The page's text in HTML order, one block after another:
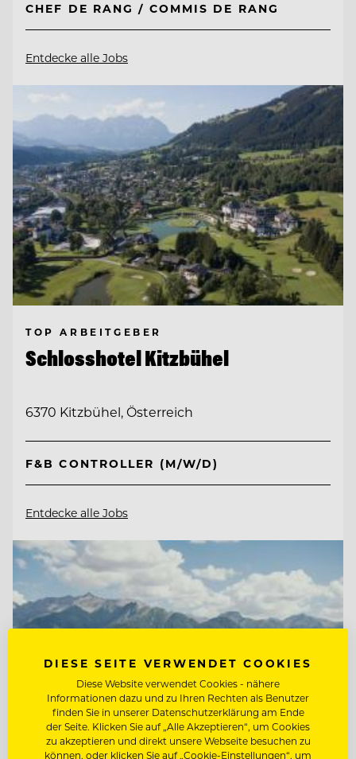
CHEF DE RANG / COMMIS DE RANG
Entdecke alle Jobs
TOP ARBEITGEBER
Schlosshotel Kitzbühel
6370 Kitzbühel, Österreich
F&B CONTROLLER (M/W/D)
Entdecke alle Jobs
DIESE SEITE VERWENDET COOKIES
Diese Website verwendet Cookies - nähere
Informationen dazu und zu Ihren Rechten als Benutzer
finden Sie in unserer Datenschutzerklärung am Ende
der Seite. Klicken Sie auf „Alle Akzeptieren“, um Cookies
zu akzeptieren und direkt unsere Webseite besuchen zu
können, oder klicken Sie auf „Cookie-Einstellungen“, um